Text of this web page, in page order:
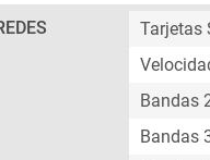
Tarjetas
Bandas
Bandas